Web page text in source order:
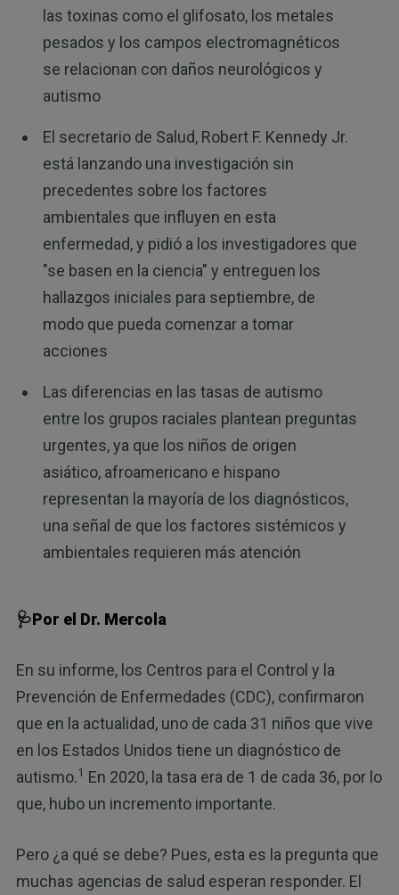
las toxinas como el glifosato, los metales
pesados y los campos electromagnéticos
se relacionan con daños neurológicos y
autismo
El secretario de Salud, Robert F. Kennedy Jr.
está lanzando una investigación sin
precedentes sobre los factores
ambientales que influyen en esta
enfermedad, y pidió a los investigadores que
"se basen en la ciencia" y entreguen los
hallazgos iniciales para septiembre, de
modo que pueda comenzar a tomar
acciones
Las diferencias en las tasas de autismo
entre los grupos raciales plantean preguntas
urgentes, ya que los niños de origen
asiático, afroamericano e hispano
representan la mayoría de los diagnósticos,
una señal de que los factores sistémicos y
ambientales requieren más atención
🩺Por el Dr. Mercola
En su informe, los Centros para el Control y la
Prevención de Enfermedades (CDC), confirmaron
que en la actualidad, uno de cada 31 niños que vive
en los Estados Unidos tiene un diagnóstico de
autismo.1 En 2020, la tasa era de 1 de cada 36, por lo
que, hubo un incremento importante.
Pero ¿a qué se debe? Pues, esta es la pregunta que
muchas agencias de salud esperan responder. El